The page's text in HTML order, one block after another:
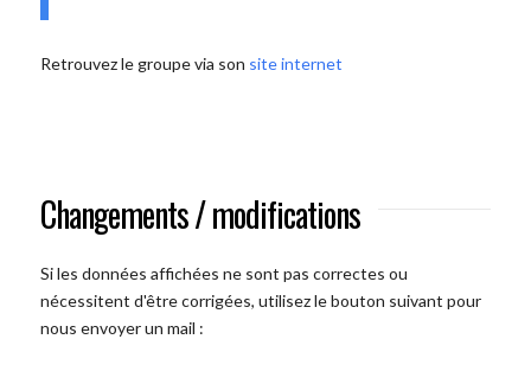
Retrouvez le groupe via son site internet
Changements / modifications
Si les données affichées ne sont pas correctes ou
nécessitent d'être corrigées, utilisez le bouton suivant pour
nous envoyer un mail :